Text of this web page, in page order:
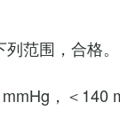
范围，合格。
，＜140